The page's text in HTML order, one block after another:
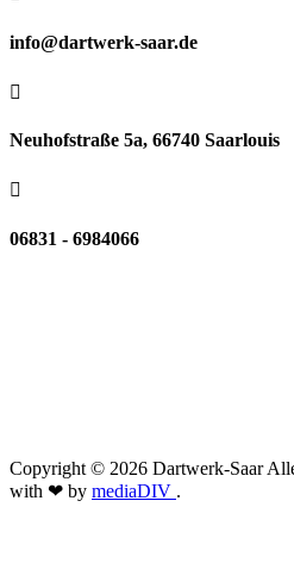
info@dartwerk-saar.de

Neuhofstraße 5a, 66740 Saarlouis

06831 - 6984066
Copyright © 2026 Dartwerk-Saar
with ❤ by mediaDIV .